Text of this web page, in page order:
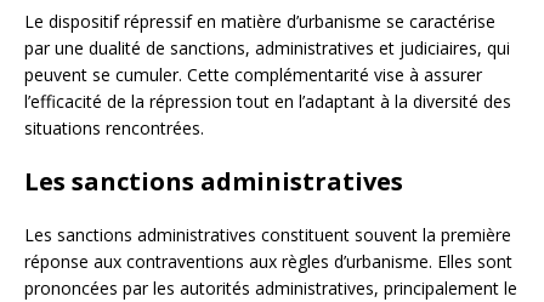
Le dispositif répressif en matière d’urbanisme se caractérise
par une dualité de sanctions, administratives et judiciaires, qui
peuvent se cumuler. Cette complémentarité vise à assurer
l’efficacité de la répression tout en l’adaptant à la diversité des
situations rencontrées.
Les sanctions administratives
Les sanctions administratives constituent souvent la première
réponse aux contraventions aux règles d’urbanisme. Elles sont
prononcées par les autorités administratives, principalement le